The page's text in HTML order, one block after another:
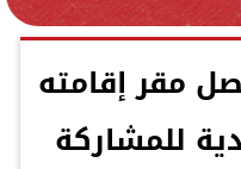
مقر إقامته
للمشاركة